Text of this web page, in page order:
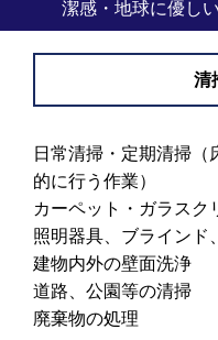
潔感・地球に優し
清
日常清掃・定期清掃（
的に行う作業）
カーペット・ガラスク
照明器具、ブラインド
建物内外の壁面洗浄
道路、公園等の清掃
廃棄物の処理